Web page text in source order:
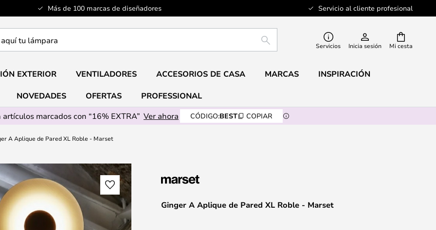
Más de 100 marcas de diseñadores Servicio al cliente profesional
Mi cesta
BUSCAR Servicios Inicia sesión
EXTERIOR VENTILADORES ACCESORIOS DE CASA MARCAS INSPIRACIÓN
NOVEDADES OFERTAS
PROFESSIONAL
artículos marcados con “16% EXTRA” Ver ahora CÓDIGO:BEST COPIAR
A Aplique de Pared XL Roble - Marset
Ginger A Aplique de Pared XL Roble - Marset